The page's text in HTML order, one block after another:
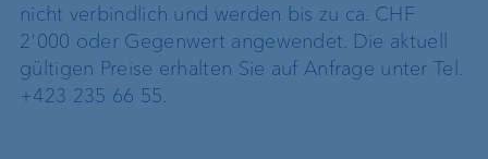
nicht verbindlich und werden bis zu ca. CHF
2'000 oder Gegenwert angewendet. Die aktuell
gültigen Preise erhalten Sie auf Anfrage unter Tel.
+423 235 66 55.